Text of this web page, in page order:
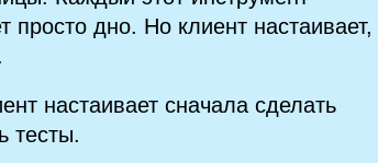
просто дно. Но клиент настаивает,
настаивает сначала сделать
тесты.